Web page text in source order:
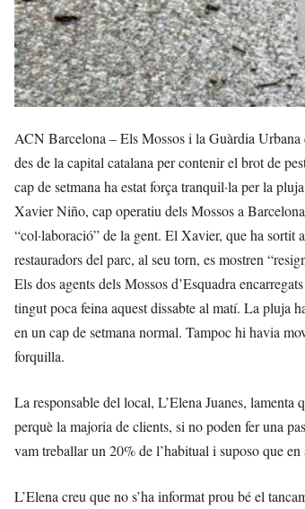
ACN Barcelona – Els Mossos i la Guàrdia
des de la capital catalana per contenir el brot de
cap de setmana ha estat força tranquil·la per la
Xavier Niño, cap operatiu dels Mossos a
“col·laboració” de la gent. El Xavier, que ha sortit
restauradors del parc, al seu torn, es mostren
Els dos agents dels Mossos d’Esquadra
tingut poca feina aquest dissabte al matí. La pluja
en un cap de setmana normal. Tampoc hi havia
forquilla.
La responsable del local, L’Elena Juanes, lamenta
perquè la majoria de clients, si no poden fer una
vam treballar un 20% de l’habitual i suposo que
L’Elena creu que no s’ha informat prou bé el